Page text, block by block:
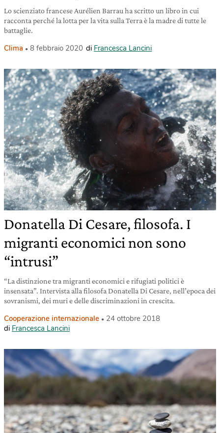
Lo scienziato francese Aurélien Barrau ha scritto un libro in cui
racconta perché la lotta per la vita sulla Terra è la madre di tutte le
battaglie.
Clima 8 febbraio 2020 di Francesca Lancini
Donatella Di Cesare, filosofa. I
migranti economici non sono
“intrusi”
“La distinzione tra migranti economici e rifugiati politici è
insensata”. Intervista alla filosofa Donatella Di Cesare, nell’epoca dei
sovranismi, dei muri e delle discriminazioni in crescita.
Cooperazione internazionale
24 ottobre 2018
di Francesca Lancini